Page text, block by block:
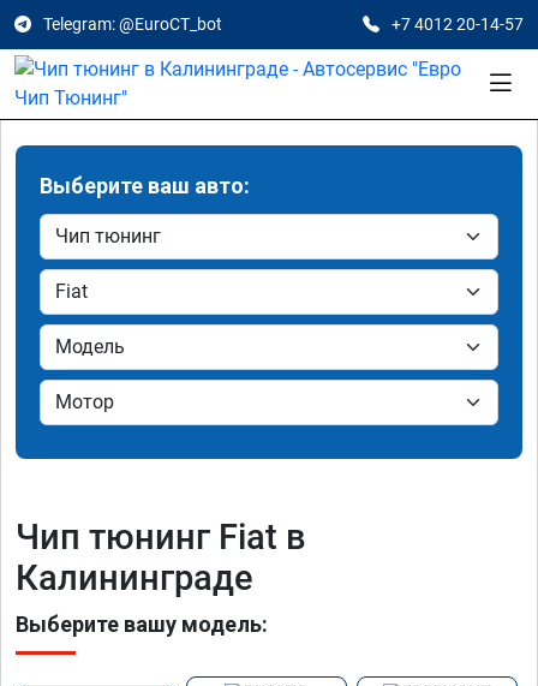
Telegram: @EuroCT_bot +7 4012 20-14-57
Выберите ваш авто:
Чип тюнинг Fiat в
Калининграде
Выберите вашу модель: